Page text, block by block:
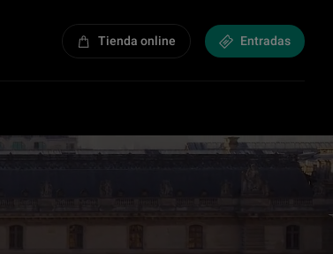
Tienda online Entradas